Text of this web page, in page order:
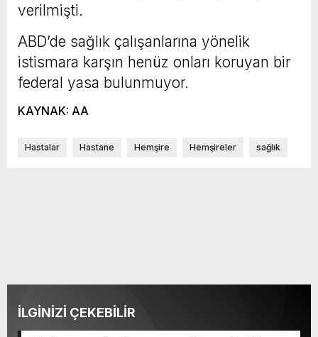
verilmişti.
ABD’de sağlık çalışanlarına yönelik
istismara karşın henüz onları koruyan bir
federal yasa bulunmuyor.
KAYNAK: AA
Hastalar Hastane Hemşire Hemşireler sağlık
İLGİNİZİ ÇEKEBİLİR